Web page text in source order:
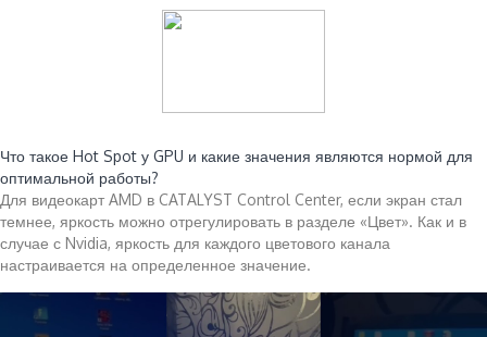
Что такое Hot Spot у GPU и какие значения являются нормой для
оптимальной работы?
Для видеокарт AMD в CATALYST Control Center, если экран стал
темнее, яркость можно отрегулировать в разделе «Цвет». Как и в
случае с Nvidia, яркость для каждого цветового канала
настраивается на определенное значение.